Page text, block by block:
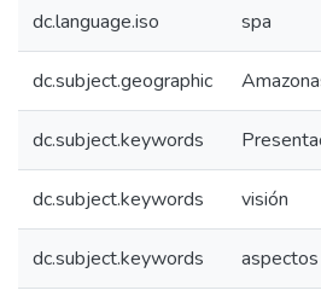
dc.language.iso spa
dc.subject.geographic
dc.subject.keywords
dc.subject.keywords visión
dc.subject.keywords